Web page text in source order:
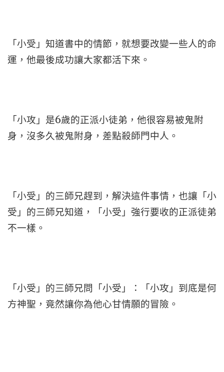
「小受」知道書中的情節，就想要改變一些人的命
運，他最後成功讓大家都活下來。
「小攻」是6歲的正派小徒弟，他很容易被鬼附
身，沒多久被鬼附身，差點殺師門中人。
「小受」的三師兄趕到，解決這件事情，也讓「小
受」的三師兄知道，「小受」強行要收的正派徒弟
不一樣。
「小受」的三師兄問「小受」：「小攻」到底是何
方神聖，竟然讓你為他心甘情願的冒險。